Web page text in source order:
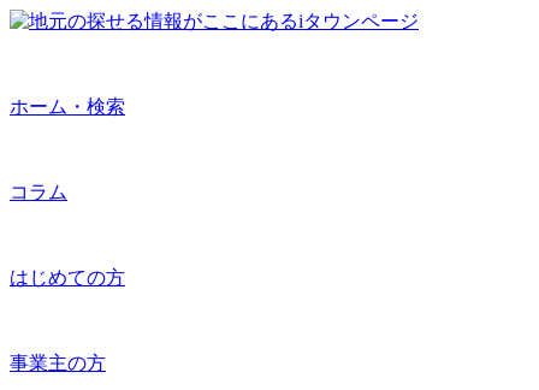
ホーム・検索
コラム
はじめての方
事業主の方